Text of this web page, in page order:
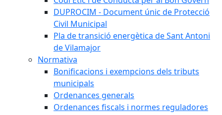
DUPROCIM - Document únic de Protecció
Civil Municipal
Pla de transició energètica de Sant Antoni
de Vilamajor
Normativa
Bonificacions i exempcions dels tributs
municipals
Ordenances generals
Ordenances fiscals i normes reguladores